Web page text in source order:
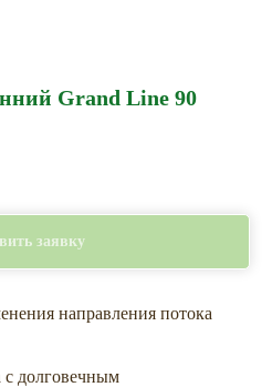
Grand Line 90
заявку
направления потока
с долговечным